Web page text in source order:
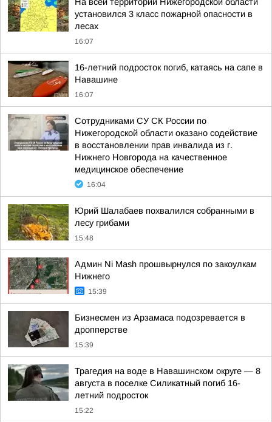
установился 3 класс пожарной опасности в
лесах
16:07
16-летний подросток погиб, катаясь на сапе в
Навашине
16:07
Сотрудниками СУ СК России по
Нижегородской области оказано содействие
в восстановлении прав инвалида из г.
Нижнего Новгорода на качественное
медицинское обеспечение
16:04
Юрий Шалабаев похвалился собранными в
лесу грибами
15:48
Админ Ni Mash прошвырнулся по закоулкам
Нижнего
15:39
Бизнесмен из Арзамаса подозревается в
дропперстве
15:39
Трагедия на воде в Навашинском округе — 8
августа в поселке Силикатный погиб 16-
летний подросток
15:22